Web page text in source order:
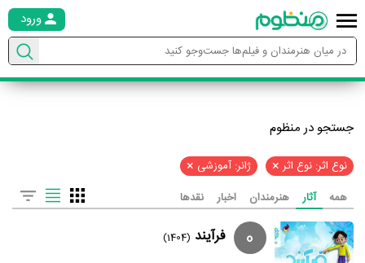
ورود
جستجو در منظوم
نوع اثر: نوع اثر × ژانر: آموزشی ×
همه آثار هنرمندان اخبار نقدها
0 فرآیند (1404)